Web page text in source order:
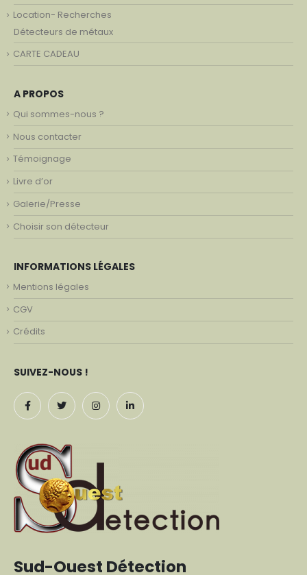
Location- Recherches
Détecteurs de métaux
CARTE CADEAU
A PROPOS
Qui sommes-nous ?
Nous contacter
Témoignage
Livre d’or
Galerie/Presse
Choisir son détecteur
INFORMATIONS LÉGALES
Mentions légales
CGV
Crédits
SUIVEZ-NOUS !
Sud-Ouest Détection